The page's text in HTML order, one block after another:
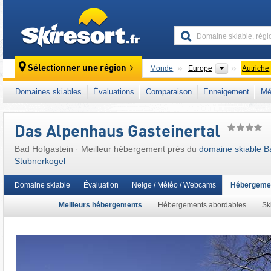
Sélectionner une région Monde Europe Continents
Autriche
Ce domaine skiable se situe aussi dans :
Hohe Tauern
Sankt Johann im Pongau
Autriche occidentale, Alpes autrichiennes,
Domaines skiables Évaluations Comparaison Enneigement
Das Alpenhaus Gasteinertal
Bad Hofgastein · Meilleur hébergement près du domaine skiable
Stubnerkogel
Domaine skiable Évaluation Neige / Météo / Webcams
Meilleurs hébergements Hébergements abordables